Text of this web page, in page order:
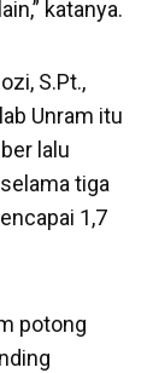
katanya.
S.Pt.,
Unram itu
lalu
tiga
1,7
potong